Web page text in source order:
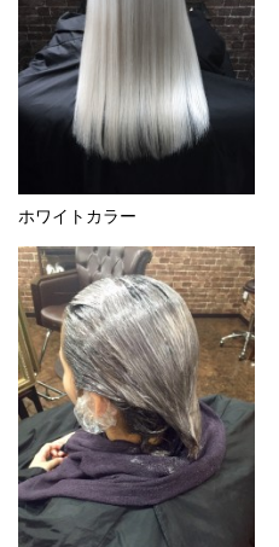
ホワイトカラー